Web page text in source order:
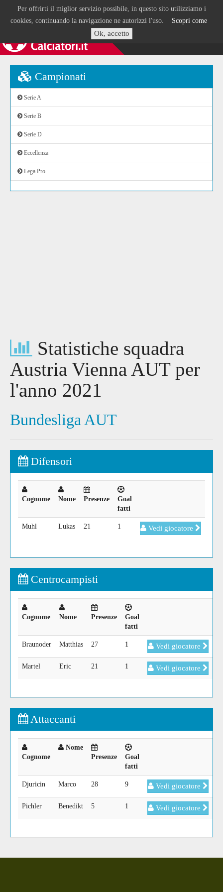
Per offrirti il miglior servizio possibile, in questo sito utilizziamo i
cookies, continuando la navigazione ne autorizzi l'uso. Scopri come
Ok, accetto
Campionati
Serie A
Serie B
Serie D
Eccellenza
Lega Pro
Statistiche squadra
Austria Vienna AUT per
l'anno 2021
Bundesliga AUT
Difensori
Cognome Nome Presenze
Goal
fatti
Muhl Lukas 21 1 Vedi giocatore
Centrocampisti
Cognome Nome Presenze
Goal
fatti
Braunoder Matthias 27 1 Vedi giocatore
Martel Eric 21 1 Vedi giocatore
Attaccanti
Cognome
Nome
Presenze
Goal
fatti
Djuricin Marco 28 9 Vedi giocatore
Pichler Benedikt 5 1 Vedi giocatore